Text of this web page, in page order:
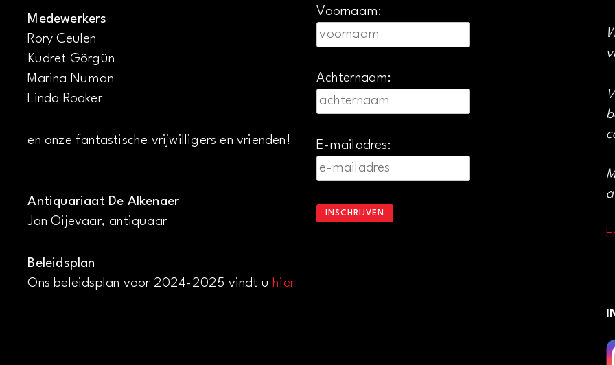
Medewerkers
Rory Ceulen
Kudret Görgün
Marina Numan
Linda Rooker
en onze fantastische vrijwilligers en vrienden!
Antiquariaat De Alkenaer
Jan Oijevaar, antiquaar
Beleidsplan
Ons beleidsplan voor 2024-2025 vindt u hier
Voornaam:
Achternaam:
E-mailadres: